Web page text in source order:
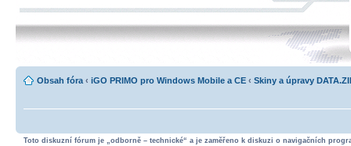
Obsah fóra ‹ iGO PRIMO pro Windows Mobile a CE ‹ Skiny a úpravy
Toto diskuzní fórum je „odborně – technické“ a je zaměřeno k diskuzi o navigačních